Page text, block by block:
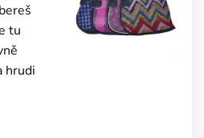
tu
hrudi